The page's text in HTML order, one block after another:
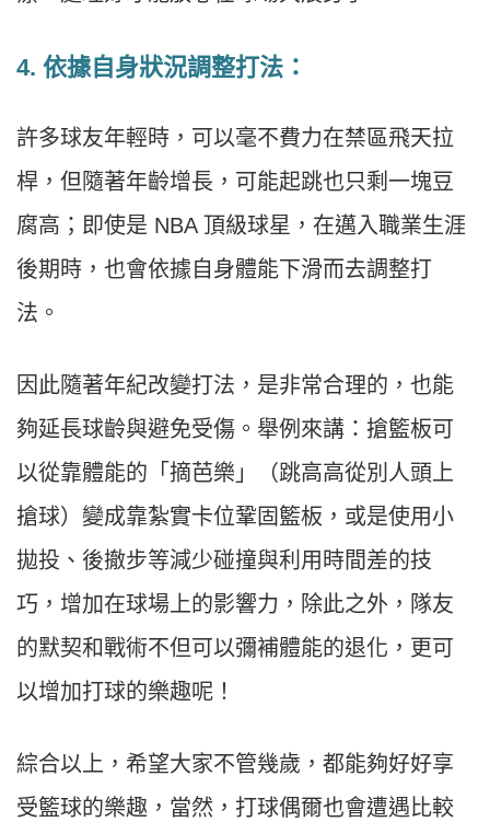
4. 依據自身狀況調整打法：
許多球友年輕時，可以毫不費力在禁區飛天拉
桿，但隨著年齡增長，可能起跳也只剩一塊豆
腐高；即使是 NBA 頂級球星，在邁入職業生涯
後期時，也會依據自身體能下滑而去調整打
法。
因此隨著年紀改變打法，是非常合理的，也能
夠延長球齡與避免受傷。舉例來講：搶籃板可
以從靠體能的「摘芭樂」（跳高高從別人頭上
搶球）變成靠紮實卡位鞏固籃板，或是使用小
拋投、後撤步等減少碰撞與利用時間差的技
巧，增加在球場上的影響力，除此之外，隊友
的默契和戰術不但可以彌補體能的退化，更可
以增加打球的樂趣呢！
綜合以上，希望大家不管幾歲，都能夠好好享
受籃球的樂趣，當然，打球偶爾也會遭遇比較